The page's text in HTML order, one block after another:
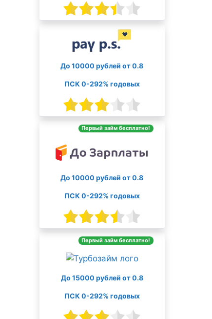
До 10000 рублей от 0.8
ПСК 0-292% годовых
Первый займ бесплатно!
До 10000 рублей от 0.8
ПСК 0-292% годовых
Первый займ бесплатно!
До 15000 рублей от 0.8
ПСК 0-292% годовых